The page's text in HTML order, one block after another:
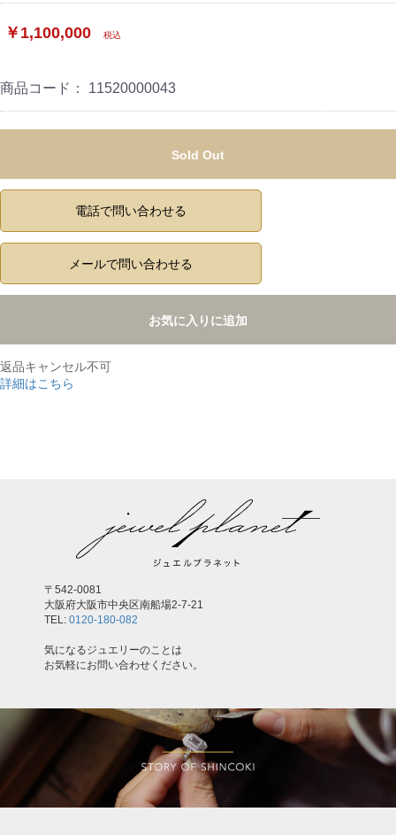
￥1,100,000 税込
商品コード： 11520000043
Sold Out
電話で問い合わせる
メールで問い合わせる
お気に入りに追加
返品キャンセル不可
詳細はこちら
〒542-0081
大阪府大阪市中央区南船場2-7-21
TEL: 0120-180-082
気になるジュエリーのことは
お気軽にお問い合わせください。